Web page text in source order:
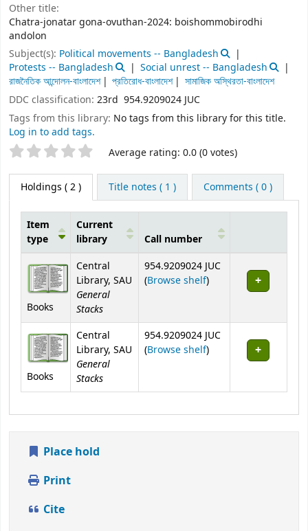
Other title:
Chatra-jonatar gona-ovuthan-2024: boishommobirodhi
andolon
Subject(s): Political movements -- Bangladesh
Protests -- Bangladesh
Social unrest -- Bangladesh
রাজনৈতিক আন্দোলন-বাংলাদেশ
প্রতিরোধ-বাংলাদেশ
সামাজিক অস্থিরতা-বাংলাদেশ
DDC classification: 23rd 954.9209024 JUC
Tags from this library: No tags from this library for this title.
Log in to add tags.
Star ratings Average rating: 0.0 (0 votes)
Holdings ( 2 ) Title notes ( 1 ) Comments ( 0 )
Item
type
Current
library
Call number
Books
Central
Library, SAU
General
Stacks
954.9209024 JUC
(Browse shelf(Opens below)
)
Books
Central
Library, SAU
General
Stacks
954.9209024 JUC
(Browse shelf(Opens below)
)
Place hold
Print
Cite